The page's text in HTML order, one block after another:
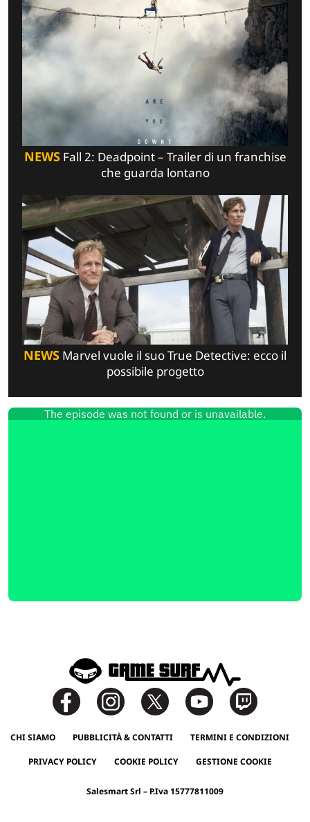
NEWSFall 2: Deadpoint – Trailer di un franchise
che guarda lontano
NEWS Marvel vuole il suo True Detective: ecco il
possibile progetto
CHI SIAMO PUBBLICITÀ & CONTATTI TERMINI E CONDIZIONI
PRIVACY POLICY COOKIE POLICY GESTIONE COOKIE
Salesmart Srl – P.Iva 15777811009